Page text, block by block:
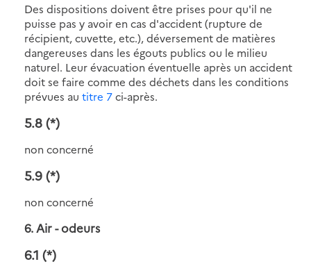
Des dispositions doivent être prises pour qu'il ne
puisse pas y avoir en cas d'accident (rupture de
récipient, cuvette, etc.), déversement de matières
dangereuses dans les égouts publics ou le milieu
naturel. Leur évacuation éventuelle après un accident
doit se faire comme des déchets dans les conditions
prévues au titre 7ci-après.
5.8 (*)
non concerné
5.9 (*)
non concerné
6. Air - odeurs
6.1 (*)